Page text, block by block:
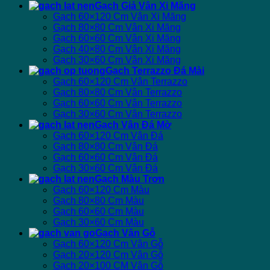
Gạch Giả Vân Xi Măng
Gạch 60×120 Cm Vân Xi Măng
Gạch 80×80 Cm Vân Xi Măng
Gạch 60×60 Cm Vân Xi Măng
Gạch 40×80 Cm Vân Xi Măng
Gạch 30×60 Cm Vân Xi Măng
Gạch Terrazzo Đá Mài
Gạch 60×120 Cm Vân Terrazzo
Gạch 80×80 Cm Vân Terrazzo
Gạch 60×60 Cm Vân Terrazzo
Gạch 30×60 Cm Vân Terrazzo
Gạch Vân Đá Mờ
Gạch 60×120 Cm Vân Đá
Gạch 80×80 Cm Vân Đá
Gạch 60×60 Cm Vân Đá
Gạch 30×60 Cm Vân Đá
Gạch Màu Trơn
Gạch 60×120 Cm Màu
Gạch 80×80 Cm Màu
Gạch 60×60 Cm Màu
Gạch 30×60 Cm Màu
Gạch Vân Gỗ
Gạch 60×120 Cm Vân Gỗ
Gạch 20×120 Cm Vân Gỗ
Gạch 20×100 CM Vân Gỗ